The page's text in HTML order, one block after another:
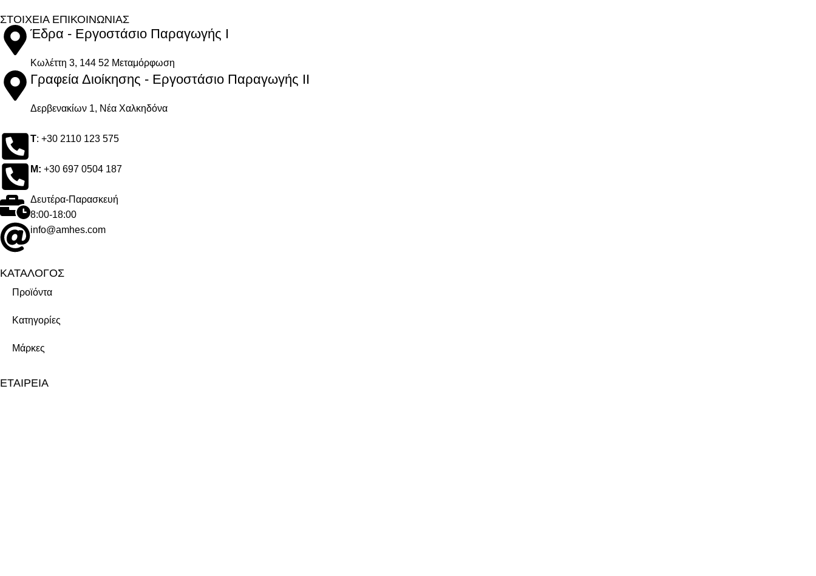
ΣΤΟΙΧΕΙΑ ΕΠΙΚΟΙΝΩΝΙΑΣ
Έδρα - Εργοστάσιο Παραγωγής Ι
Kωλέττη 3, 144 52 Μεταμόρφωση
Γραφεία Διοίκησης - Εργοστάσιο Παραγωγής ΙΙ
Δερβενακίων 1, Νέα Χαλκηδόνα
Τ: +30 2110 123 575
M: +30 697 0504 187
Δευτέρα-Παρασκευή
8:00-18:00
info@amhes.com
ΚΑΤΑΛΟΓΟΣ
Προϊόντα
Κατηγορίες
Μάρκες
ΕΤΑΙΡΕΙΑ